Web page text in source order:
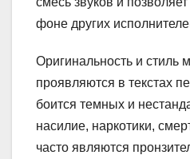
фоне других
Оригинальность и стиль
проявляются в текстах
боится темных и
насилие, наркотики,
часто являются